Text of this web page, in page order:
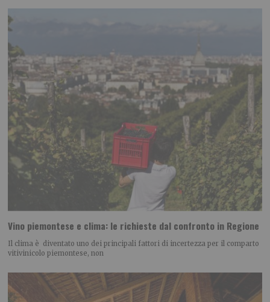
Vino piemontese e clima: le richieste dal confronto in Regione
Il clima è diventato uno dei principali fattori di incertezza per il comparto
vitivinicolo piemontese, non